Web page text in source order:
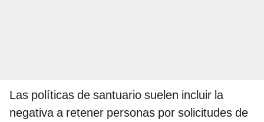
Las políticas de santuario suelen incluir la
negativa a retener personas por solicitudes de